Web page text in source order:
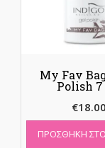
My Fav
Polish
€18.00
ΠΡΟΣΘΉΚΗ